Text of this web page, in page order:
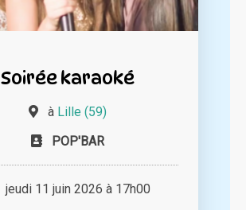
Soirée karaoké
à Lille (59)
POP'BAR
jeudi 11 juin 2026 à 17h00